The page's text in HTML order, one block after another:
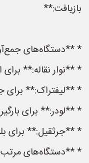
بازیافت:**
* **دستگاه‌های
* **نوار نقاله:**
* **لیفتراک:** برای
* **لودر:** برای
* **جرثقیل:** برای
* **دستگاه‌های